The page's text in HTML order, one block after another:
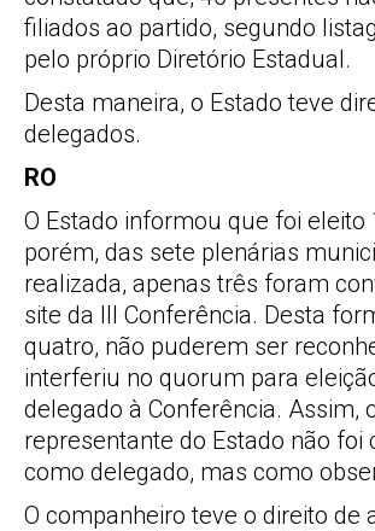
filiados ao partido, segundo
pelo próprio Diretório Estadual.
Desta maneira, o Estado teve
delegados.
RO
O Estado informou que foi eleito
porém, das sete plenárias
realizada, apenas três foram
site da III Conferência. Desta
quatro, não puderem ser
interferiu no quorum para
delegado à Conferência. Assim,
representante do Estado não foi
como delegado, mas como
O companheiro teve o direito de